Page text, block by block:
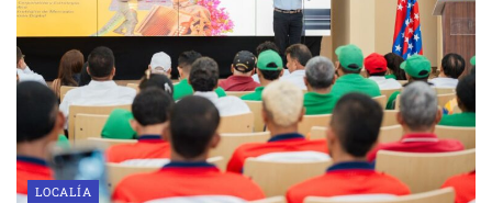
LOCALÍA